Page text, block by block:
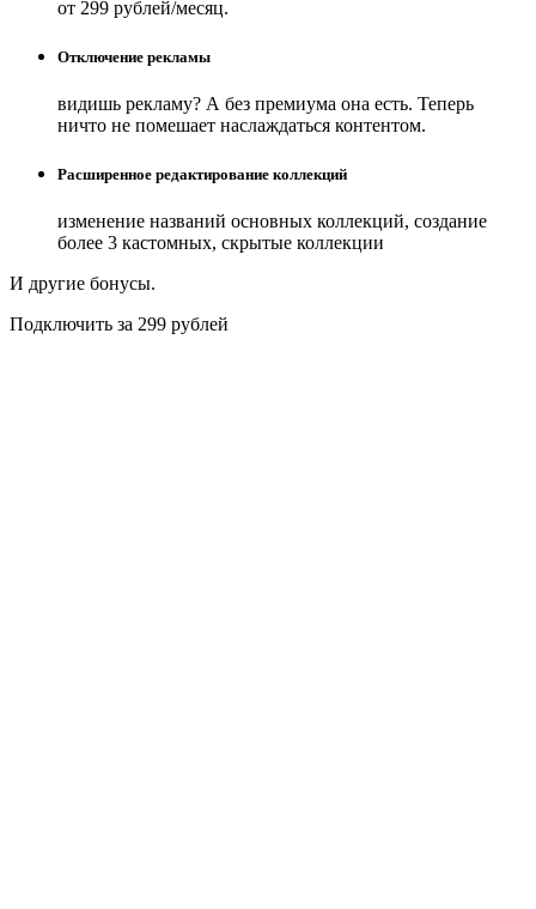
от 299 рублей/месяц.
Отключение рекламы
видишь рекламу? А без премиума она есть. Теперь
ничто не помешает наслаждаться контентом.
Расширенное редактирование коллекций
изменение названий основных коллекций, создание
более 3 кастомных, скрытые коллекции
И другие бонусы.
Подключить за 299 рублей